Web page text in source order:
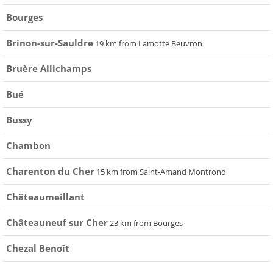
Bourges
Brinon-sur-Sauldre 19 km from Lamotte Beuvron
Bruère Allichamps
Bué
Bussy
Chambon
Charenton du Cher 15 km from Saint-Amand Montrond
Châteaumeillant
Châteauneuf sur Cher23 km from Bourges
Chezal Benoît